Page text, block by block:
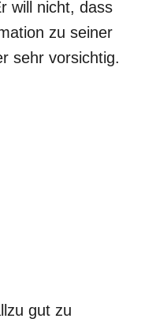
will nicht, dass
zu seiner
sehr vorsichtig.
gut zu